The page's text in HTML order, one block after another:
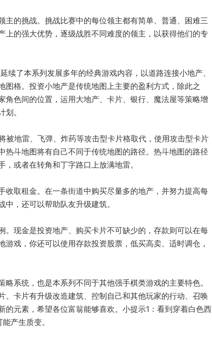
的挑战。挑战比赛中的每位领主都有简单、普通、困难三
的强大优势，逐级战胜不同难度的领主，以获得他们的专
续了本系列发展多年的经典游戏内容，以道路连接小地产、
格。投资小地产是传统地图上主要的盈利方式，除此之
色间的位置，运用大地产、卡片、银行、魔法屋等策略增
。
被地雷、飞弹、炸药等攻击型卡片格取代，使用攻击型卡片
斗地图将有自己不同于传统地图的路径。热斗地图的路径
或者在转角和丁字路口上放满地雷。
取租金。在一条街道中购买尽量多的地产，并努力提高每
，还可以帮助队友升级建筑。
现金是投资地产、购买卡片不可缺少的，存款则可以在每
戏，你还可以使用存款投资股票，低买高卖、适时调仓，
系统，也是本系列不同于其他强手棋类游戏的主要特色。
卡片有升级改造建筑、控制自己和其他玩家的行动、召唤
元素，希望各位富翁能够喜欢。小提示1：看到穿着白色西
产生质变。